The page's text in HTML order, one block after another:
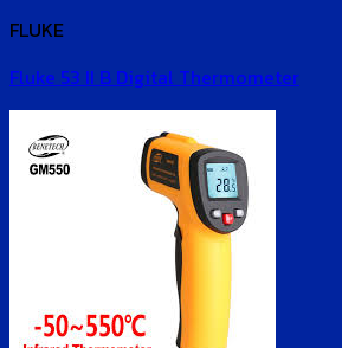
FLUKE
Fluke 53 II B Digital Thermometer